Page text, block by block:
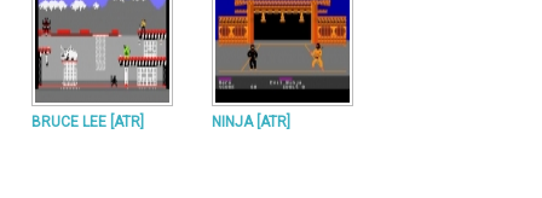
BRUCE LEE [ATR] NINJA [ATR]